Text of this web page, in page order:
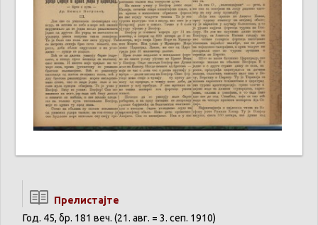
Прелистајте
Год. 45, бр. 181 веч. (21. авг. = 3. сеп. 1910)